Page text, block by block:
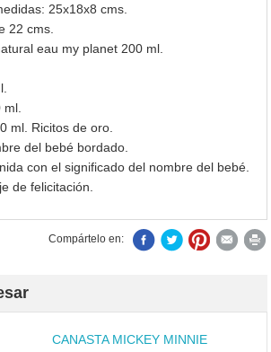
25x18x8 cms.
22 cms.
eau my planet 200 ml.
ml. Ricitos de oro.
del bebé bordado.
con el significado del nombre del bebé.
de felicitación.
Compártelo en:
CANASTA MICKEY MINNIE